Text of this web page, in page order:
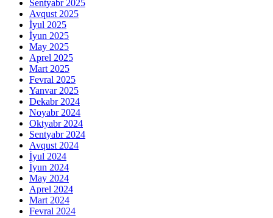
Sentyabr 2025
Avqust 2025
İyul 2025
İyun 2025
May 2025
Aprel 2025
Mart 2025
Fevral 2025
Yanvar 2025
Dekabr 2024
Noyabr 2024
Oktyabr 2024
Sentyabr 2024
Avqust 2024
İyul 2024
İyun 2024
May 2024
Aprel 2024
Mart 2024
Fevral 2024